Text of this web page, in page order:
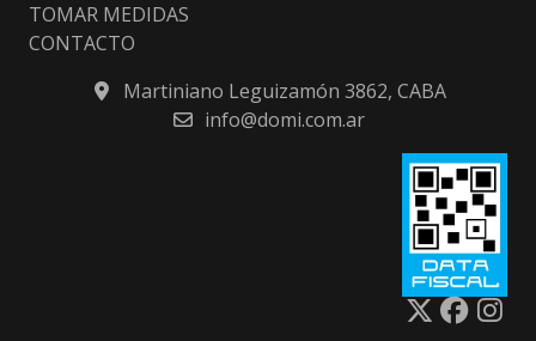
TOMAR MEDIDAS
CONTACTO
Martiniano Leguizamón 3862, CABA
info@domi.com.ar